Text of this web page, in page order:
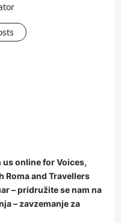
us online for Voices,
Roma and Travellers
– pridružite se nam na
– zavzemanje za